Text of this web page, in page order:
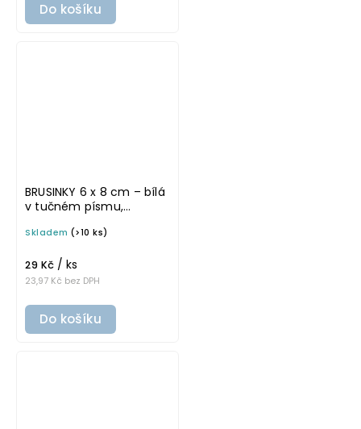
Do košíku
BRUSINKY 6 x 8 cm – bílá
v tučném písmu,
na potravinové dózy
Skladem (>10 ks)
23,97 Kč bez DPH
29 Kč / ks
Do košíku